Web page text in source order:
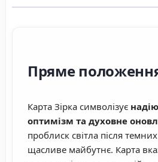
Пряме
Карта Зірка символізує
оптимізм та духовне
проблиск світла після
щасливе майбутнє. Карта